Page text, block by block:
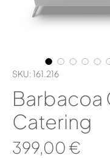
SKU: 161.216
Barbacoa
Catering
399,00 €